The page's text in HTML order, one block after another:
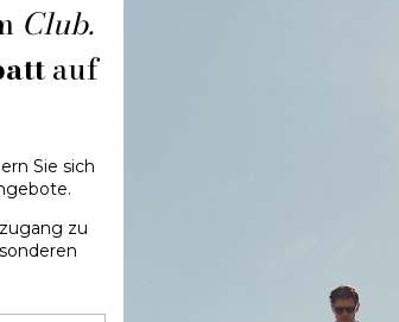
und bieten vielseitige Optionen für lässige
und dynamischere Wahl darstellen.
und Mänteln, um unverzichtbare
Club.
auf
Sie sich
zu